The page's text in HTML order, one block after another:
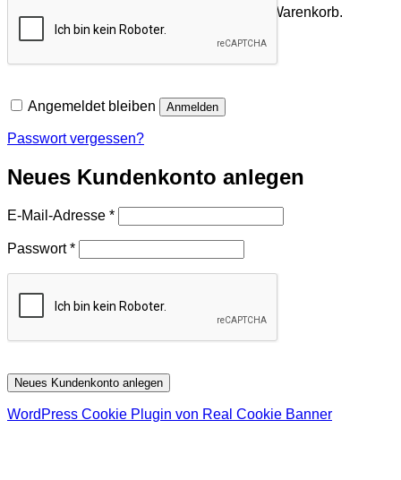
Es befinden sich keine Produkte im Warenkorb.
Zurück zum Shop
Angemeldet bleiben Anmelden
Passwort vergessen?
Neues Kundenkonto anlegen
E-Mail-Adresse *Erforderlich
Passwort*Erforderlich
Neues Kundenkonto anlegen
WordPress Cookie Plugin von Real Cookie Banner